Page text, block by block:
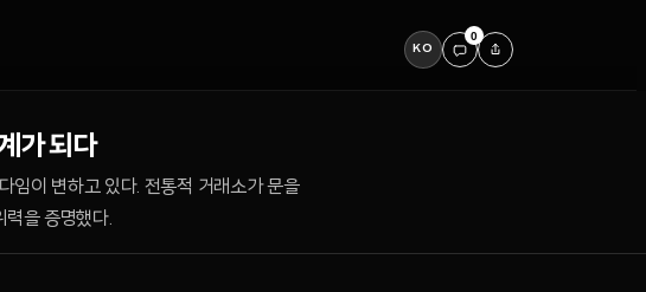
KO
0
가 되다
임이 변하고 있다. 전통적 거래소가 문을
력을 증명했다.